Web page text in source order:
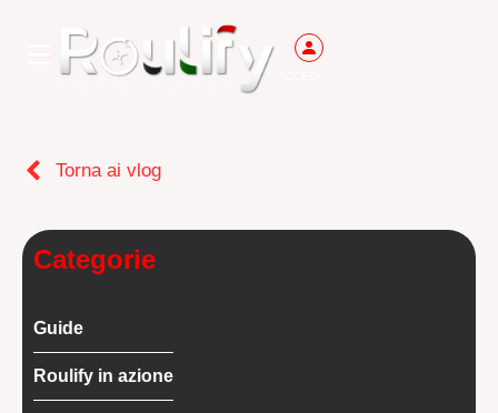
Torna ai vlog
Categorie
Guide
Roulify in azione